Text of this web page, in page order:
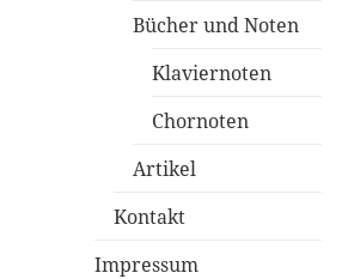
Bücher und Noten
Klaviernoten
Chornoten
Artikel
Kontakt
Impressum